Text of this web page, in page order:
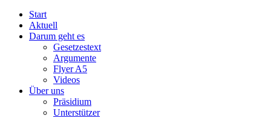
Start
Aktuell
Darum geht es
Gesetzestext
Argumente
Flyer A5
Videos
Über uns
Präsidium
Unterstützer